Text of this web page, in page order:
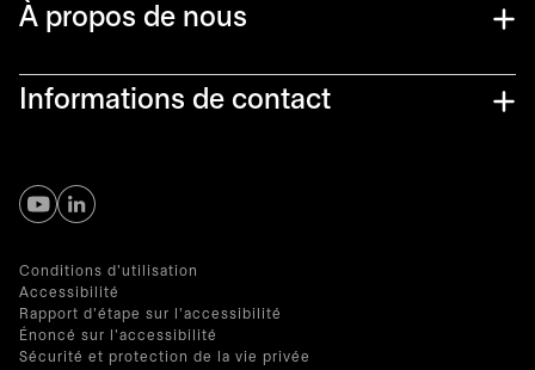
À propos de nous
Informations de contact
s’ouvre dans un nouvel onglet
s’ouvre dans un nouvel onglet
Conditions d'utilisation
Accessibilité
Rapport d'étape sur l'accessibilité
Énoncé sur l'accessibilité
Sécurité et protection de la vie privée